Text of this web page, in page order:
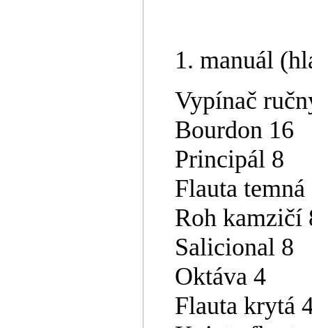
1. manuál
Vypínač
Bourdon 16
Principál 8
Flauta temná
Roh kamzičí
Salicional 8
Oktáva 4
Flauta krytá